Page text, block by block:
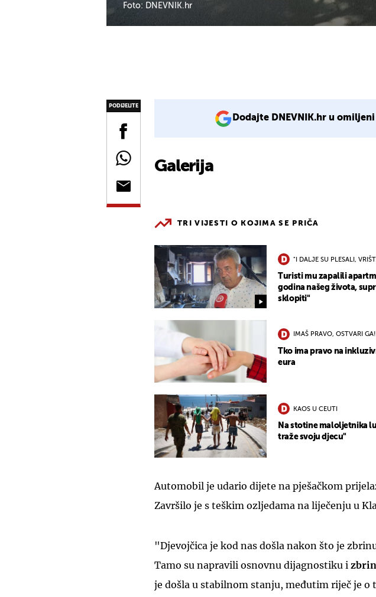
Foto: DNEVNIK.hr
PODIJELITE
Dodajte DNEVNIK.hr u
Galerija
TRI VIJESTI O KOJIMA SE PRIČA
"I DALJE SU PLESALI,
Turisti mu zapalili
godina našeg života,
sklopiti"
IMAŠ PRAVO, OSTVARI GA!
Tko ima pravo na
eura
KAOS U CEUTI
Na stotine maloljetnika
traže svoju djecu"
Automobil je udario dijete na pješačkom
Završilo je s teškim ozljedama na liječenju u
"Djevojčica je kod nas došla nakon što je
Tamo su napravili osnovnu dijagnostiku i
je došla u stabilnom stanju, međutim riječ je o